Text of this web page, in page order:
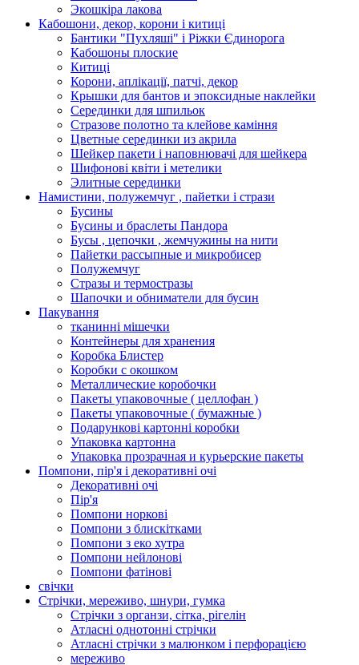
Экошкiра лакова
Кабошони, декор, корони і китиці
Бантики "Пухляші" і Ріжки Єдинорога
Кабошоны плоские
Китиці
Корони, аплікації, патчі, декор
Крышки для бантов и эпоксидные наклейки
Серединки для шпильок
Стразове полотно та клейове каміння
Цветные серединки из акрила
Шейкер пакети і наповнювачі для шейкера
Шифонові квіти і метелики
Элитные серединки
Намистини, полужемчуг , пайетки і стрази
Бусины
Бусины и браслеты Пандора
Бусы , цепочки , жемчужины на нити
Пайетки рассыпные и микробисер
Полужемчуг
Стразы и термостразы
Шапочки и обниматели для бусин
Пакування
тканинні мішечки
Контейнеры для хранения
Коробка Блистер
Коробки с окошком
Металлические коробочки
Пакеты упаковочные ( целлофан )
Пакеты упаковочные ( бумажные )
Подарункові картонні коробки
Упаковка картонна
Упаковка прозрачная и курьерские пакеты
Помпони, пір'я і декоративні очі
Декоративні очі
Пір'я
Помпони норкові
Помпони з блискітками
Помпони з еко хутра
Помпони нейлонові
Помпони фатінові
свічки
Стрічки, мереживо, шнури, гумка
Стрічки з органзи, сітка, рігелін
Атласні однотонні стрічки
Атласні стрічки з малюнком і перфорацією
мереживо